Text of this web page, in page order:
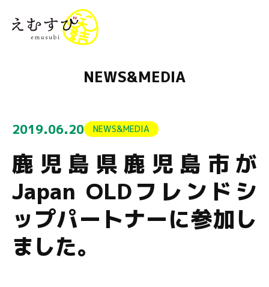
NEWS&MEDIA
2019.06.20 NEWS&MEDIA
鹿児島県鹿児島市が
Japan OLDフレンドシ
ップパートナーに参加し
ました。